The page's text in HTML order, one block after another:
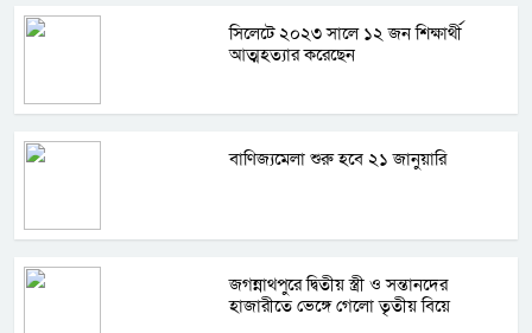
সিলেটে ২০২৩ সালে ১২ জন শিক্ষার্থী
আত্মহত্যার করেছেন
বাণিজ্যমেলা শুরু হবে ২১ জানুয়ারি
জগন্নাথপুরে দ্বিতীয় স্ত্রী ও সন্তানদের
হাজারীতে ভেঙ্গে গেলো তৃতীয় বিয়ে